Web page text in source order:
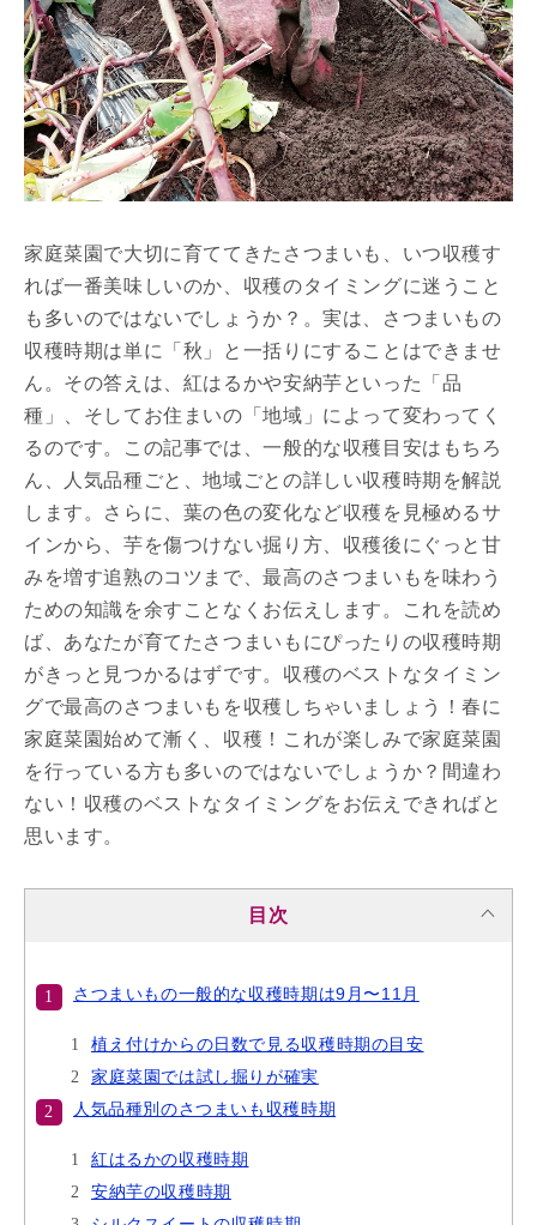
家庭菜園で大切に育ててきたさつまいも、いつ収穫す
れば一番美味しいのか、収穫のタイミングに迷うこと
も多いのではないでしょうか？。実は、さつまいもの
収穫時期は単に「秋」と一括りにすることはできませ
ん。その答えは、紅はるかや安納芋といった「品
種」、そしてお住まいの「地域」によって変わってく
るのです。この記事では、一般的な収穫目安はもちろ
ん、人気品種ごと、地域ごとの詳しい収穫時期を解説
します。さらに、葉の色の変化など収穫を見極めるサ
インから、芋を傷つけない掘り方、収穫後にぐっと甘
みを増す追熟のコツまで、最高のさつまいもを味わう
ための知識を余すことなくお伝えします。これを読め
ば、あなたが育てたさつまいもにぴったりの収穫時期
がきっと見つかるはずです。収穫のベストなタイミン
グで最高のさつまいもを収穫しちゃいましょう！春に
家庭菜園始めて漸く、収穫！これが楽しみで家庭菜園
を行っている方も多いのではないでしょうか？間違わ
ない！収穫のベストなタイミングをお伝えできればと
思います。
目次
さつまいもの一般的な収穫時期は9月〜11月
植え付けからの日数で見る収穫時期の目安
家庭菜園では試し掘りが確実
人気品種別のさつまいも収穫時期
紅はるかの収穫時期
安納芋の収穫時期